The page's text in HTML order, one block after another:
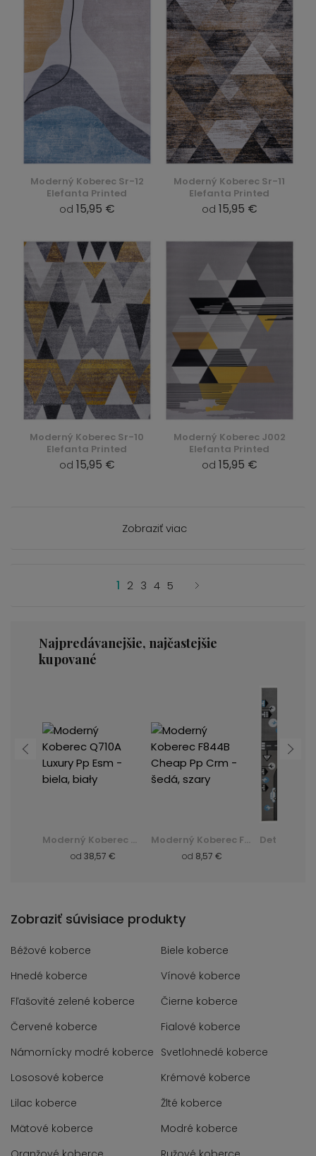
Moderný Koberec Sr-12
Elefanta Printed
od 15,95 €
Moderný Koberec Sr-11
Elefanta Printed
od 15,95 €
Moderný Koberec Sr-10
Elefanta Printed
od 15,95 €
Moderný Koberec J002
Elefanta Printed
od 15,95 €
Zobraziť viac
1 2 3 4 5
Najpredávanejšie, najčastejšie
kupované
Moderný Koberec Q710A Luxury Pp Esm - biela, biały
od 38,57 €
Moderný Koberec F844B Cheap Pp Crm - šedá, szary
od 8,57 €
Zobraziť súvisiace produkty
Béžové koberce
Biele koberce
Hnedé koberce
Vínové koberce
Fľašovité zelené koberce
Čierne koberce
Červené koberce
Fialové koberce
Námornícky modré koberce Svetlohnedé koberce
Lososové koberce
Krémové koberce
Lilac koberce
Žlté koberce
Mätové koberce
Modré koberce